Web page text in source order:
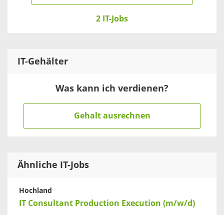
2 IT-Jobs
IT-Gehälter
Was kann ich verdienen?
Gehalt ausrechnen
Ähnliche IT-Jobs
Hochland
IT Consultant Production Execution (m/w/d)